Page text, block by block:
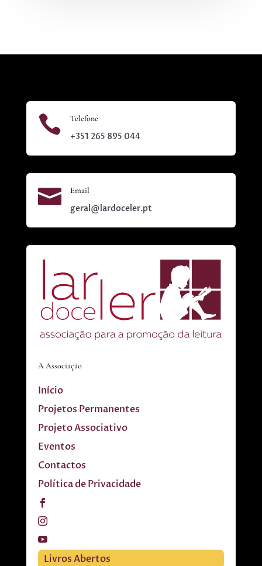
 Telefone
+351 265 895 044
 Email
geral@lardoceler.pt
A Associação
Início
Projetos Permanentes
Projeto Associativo
Eventos
Contactos
Política de Privacidade
Livros Abertos